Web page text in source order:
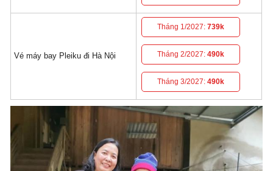
Vé máy bay Pleiku đi Hà Nội
Tháng 1/2027:739k
Tháng 2/2027:490k
Tháng 3/2027:490k